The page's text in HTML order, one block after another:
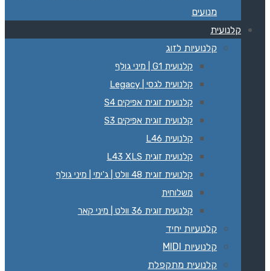
מנועים
קלנועית
קלנועיות לזוג
קלנועית G1 | מיני גולף
קלנועית לגסי | Legacy‏
קלנועית זוגית אפיקים S4
קלנועית זוגית אפיקים S3
קלנועית L46
קלנועית זוגית L43 XLS
קלנועית זוגית 48 וולט | ג'ימי | מיני גולף
משלוחית
קלנועית זוגית 36 וולט | מיני קאר
קלנועיות יחיד
קלנועיות MIDI
קלנועית מתקפלת